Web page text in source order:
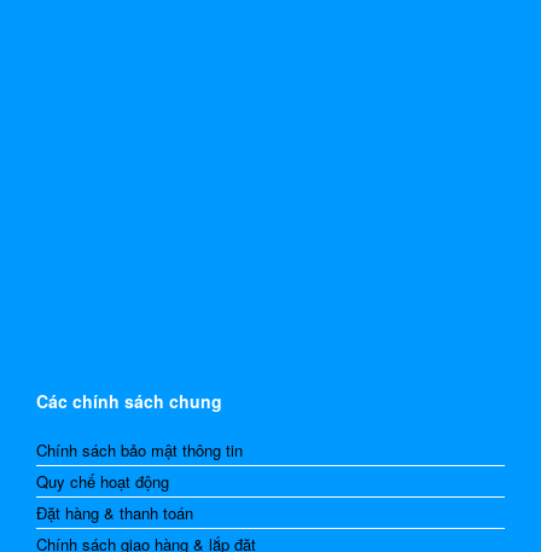
Các chính sách chung
Chính sách bảo mật thông tin
Quy chế hoạt động
Đặt hàng & thanh toán
Chính sách giao hàng & lắp đặt